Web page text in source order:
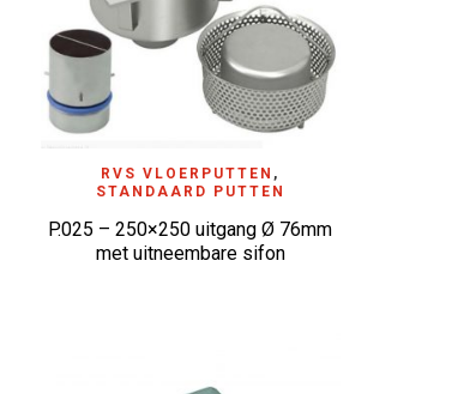
ADD TO WISHLIST
RVS VLOERPUTTEN ,
STANDAARD PUTTEN
P.025 – 250×250 uitgang Ø 76mm
met uitneembare sifon